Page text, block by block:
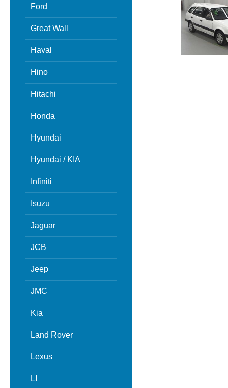
Ford
Great Wall
Haval
Hino
Hitachi
Honda
Hyundai
Hyundai / KIA
Infiniti
Isuzu
Jaguar
JCB
Jeep
JMC
Kia
Land Rover
Lexus
LI